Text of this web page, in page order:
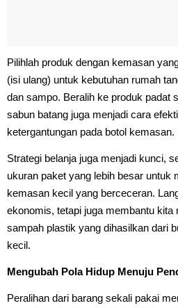
Pilihlah produk dengan kemasan
(isi ulang) untuk kebutuhan rumah
dan sampo. Beralih ke produk padat
sabun batang juga menjadi cara
ketergantungan pada botol kemasan.
Strategi belanja juga menjadi kunci,
ukuran paket yang lebih besar untuk
kemasan kecil yang berceceran.
ekonomis, tetapi juga membantu
sampah plastik yang dihasilkan dari
kecil.
Mengubah Pola Hidup Menuju
Peralihan dari barang sekali pakai